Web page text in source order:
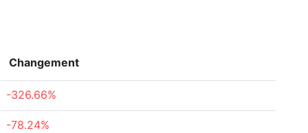
Changement
-326.66%
-78.24%